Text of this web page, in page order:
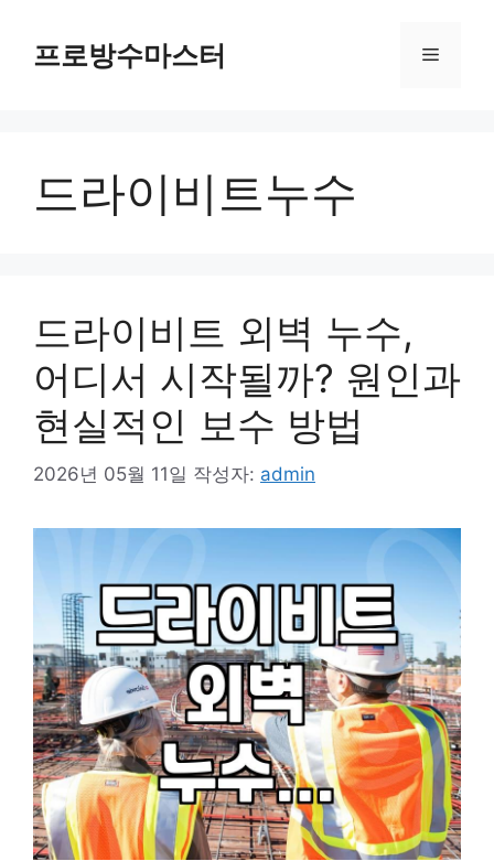
프로방수마스터 메
드라이비트누수
드라이비트 외벽 누수,
어디서 시작될까? 원인과
현실적인 보수 방법
2026년 05월 11일 작성자: admin